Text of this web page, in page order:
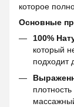
которое
Основные
100%
который
подходит